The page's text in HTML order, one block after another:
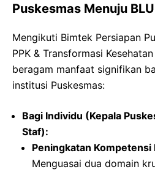
Puskesmas Menuju
Mengikuti Bimtek Persiapan
PPK & Transformasi
beragam manfaat signifikan
institusi Puskesmas:
Bagi Individu (Kepala
Staf):
Peningkatan
Menguasai dua domain